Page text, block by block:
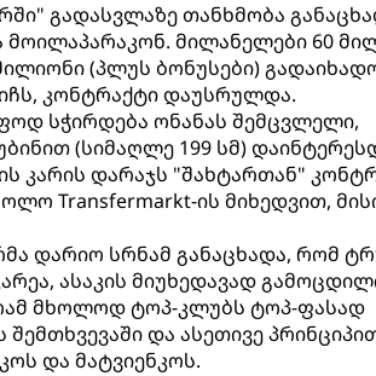
გადასვლაზე თანხმობა
მილანელები 60
(პლუს ბონუსები)
კონტრაქტი დაუსრულდა.
სჭირდება ონანას შემცვლელი,
(სიმაღლე 199 სმ)
კარის დარაჯს "შახტართან"
Transfermarkt-ის მიხედვით,
დარიო სრნამ განაცხადა, რომ
ასაკის მიუხედავად
მხოლოდ ტოპ-კლუბს ტოპ-ფასად
და ასეთივე
და მატვიენკოს.